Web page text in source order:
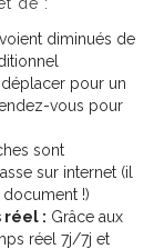
diminués de
pour un
vous pour
sont
sur internet (il
!)
réel : Grâce aux
réel 7j/7j et